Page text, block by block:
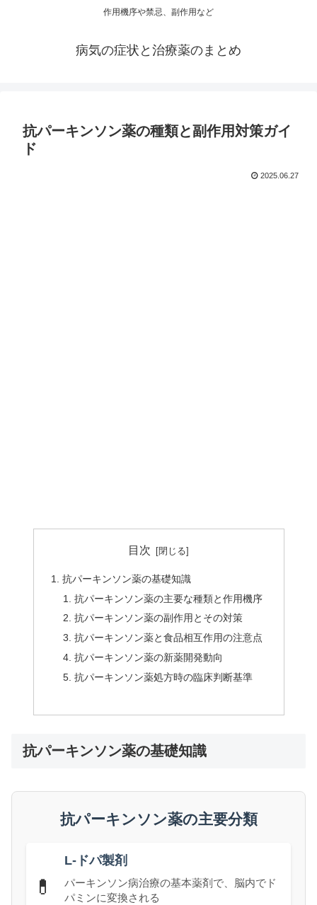
作用機序や禁忌、副作用など
病気の症状と治療薬のまとめ
抗パーキンソン薬の種類と副作用対策ガイ
ド
2025.06.27
目次
抗パーキンソン薬の基礎知識
抗パーキンソン薬の主要な種類と作用機序
抗パーキンソン薬の副作用とその対策
抗パーキンソン薬と食品相互作用の注意点
抗パーキンソン薬の新薬開発動向
抗パーキンソン薬処方時の臨床判断基準
抗パーキンソン薬の基礎知識
抗パーキンソン薬の主要分類
💊
L-ドパ製剤
パーキンソン病治療の基本薬剤で、脳内でド
パミンに変換される